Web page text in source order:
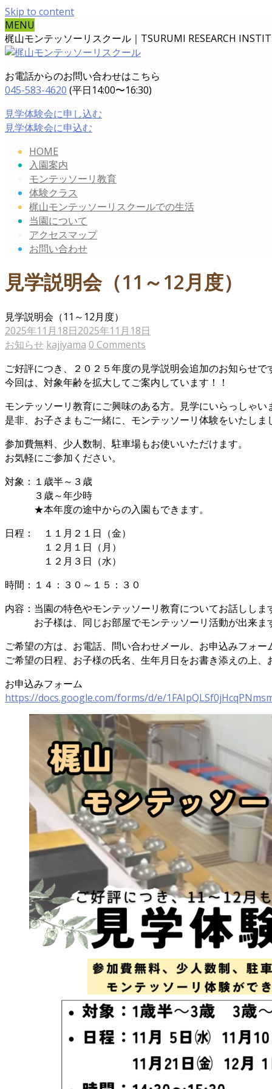
Skip to content
MENU
梶山モンテッソーリスクール｜TSURUMI RESEARCH
お電話からのお問い合わせはこちら
045-583-4620 (平日14:00〜16:30)
見学体験会に申し込む
見学体験会に申込む
HOME
入園案内
モンテッソーリ教育
体験クラス
梶山モンテッソーリスクールでの生活
当園について
アクセスマップ
お問い合わせ
見学説明会（11～12月度）
見学説明会（11～12月度）
2025年11月18日2025年11月18日
お知らせ kajiyama 0 Comments
ご好評につき、２０２５年度の見学説明会追加のお知らせで
今回は、対象年齢を拡大してご案内しています！！
モンテッソーリ教育にご興味のある方。見学にいらっしゃい
是非、お子さまもご一緒に、モンテッソーリ体験をいたしま
参加費無料、少人数制、駐車場もお使いいただけます。
お気軽にご参加ください。
対象：１歳半～３歳
３歳～年少時
★本年度の途中からの入園もできます。
日程： １１月２１日（金）
１２月１日（月）
１２月３日（水）
時間：１４：３０～１５：３０
内容：当園の特色やモンテッソーリ教育についてお話ししま
お子様は、同じお部屋でモンテッソーリ活動が出来ま
ご希望の方は、お電話、問い合わせメール、お申込みフォ
ご希望の日程、お子様の氏名、生年月日をお書き添えの上、
お申込みフォーム
https://docs.google.com/forms/d/e/